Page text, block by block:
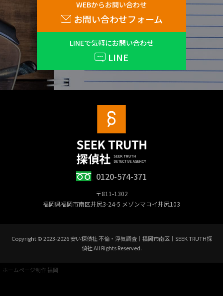
WEBからお問い合わせ
お問い合わせフォーム
LINEで気軽にお問い合わせ
LINE
0120-574-371
〒811-1302
福岡県福岡市南区井尻3-24-5 メゾンマコイ井尻103
Copyright © 2023-2026 安い探偵社 不倫・浮気調査｜福岡市南区｜SEEK TRUTH探
偵社 All Rights Reserved.
ホームページ制作 福岡